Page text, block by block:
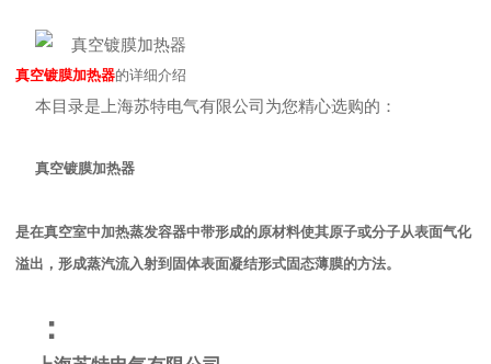
真空镀膜加热器的详细介绍
本目录是上海苏特电气有限公司为您精心选购的：
真空镀膜加热器
是在真空室中加热蒸发容器中带形成的原材料使其原子或分子从表面气化
溢出，形成蒸汽流入射到固体表面凝结形式固态薄膜的方法。
：